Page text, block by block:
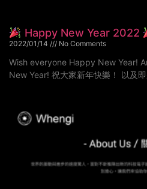
Happy New Year 2022
2022/01/14 No Comments
Wish everyone Happy New Year!
New Year! 祝大家新年快樂！ 以及